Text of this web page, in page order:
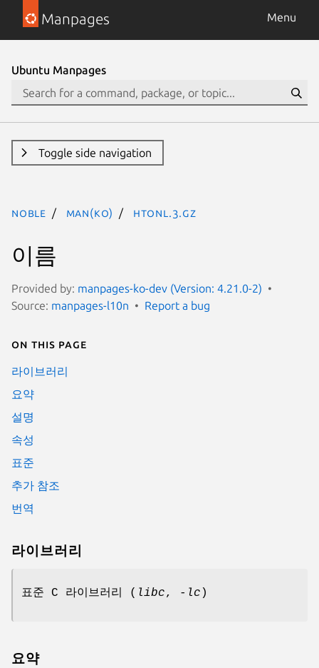
Manpages Menu
Ubuntu Manpages
Toggle side navigation
noble man(ko) htonl.3.gz
이름
Provided by: manpages-ko-dev (Version: 4.21.0-2)
Source: manpages-l10n Report a bug
On this page
라이브러리
요약
설명
속성
표준
추가 참조
번역
라이브러리
표준 C 라이브러리 ( libc, -lc )
요약